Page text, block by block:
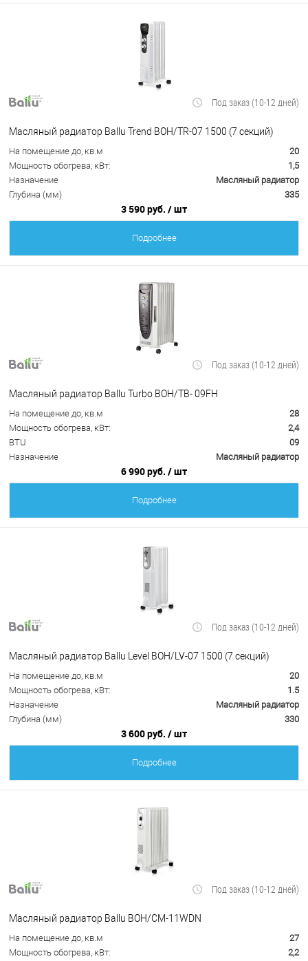
Под заказ (10-12 дней)
Масляный радиатор Ballu Trend BOH/TR-07 1500 (7 секций)
На помещение до, кв.м
20
Мощность обогрева, кВт:
1,5
Назначение
Масляный радиатор
Глубина (мм)
335
3 590 руб. / шт
Подробнее
Под заказ (10-12 дней)
Масляный радиатор Ballu Turbo BOH/TB- 09FH
На помещение до, кв.м
28
Мощность обогрева, кВт:
2,4
BTU
09
Назначение
Масляный радиатор
6 990 руб. / шт
Подробнее
Под заказ (10-12 дней)
Масляный радиатор Ballu Level BOH/LV-07 1500 (7 секций)
На помещение до, кв.м
20
Мощность обогрева, кВт:
1.5
Назначение
Масляный радиатор
Глубина (мм)
330
3 600 руб. / шт
Подробнее
Под заказ (10-12 дней)
Масляный радиатор Ballu BOH/CM-11WDN
На помещение до, кв.м
27
Мощность обогрева, кВт:
2,2